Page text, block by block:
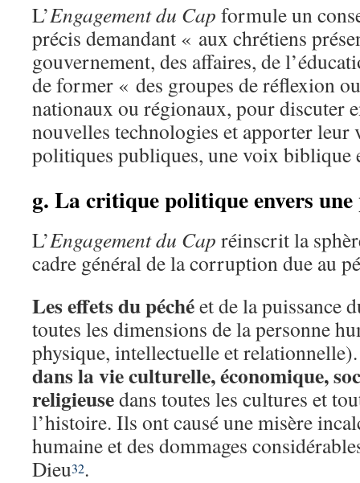
L’Engagement du Cap formule un
précis demandant « aux chrétiens
gouvernement, des affaires, de
de former « des groupes de réflexion
nationaux ou régionaux, pour discuter
nouvelles technologies et apporter
politiques publiques, une voix biblique
g. La critique politique envers
L’Engagement du Cap réinscrit la
cadre général de la corruption due au
Les effets du péchéet de la puissance
toutes les dimensions de la personne
physique, intellectuelle et
dans la vie culturelle, économique,
religieusedans toutes les cultures et
l’histoire. Ils ont causé une misère
humaine et des dommages
Dieu32.